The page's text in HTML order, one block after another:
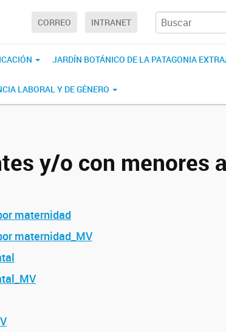
CORREO INTRANET
JARDÍN BOTÁNICO DE LA PATAGONIA
LABORAL Y DE GÉNERO
y/o con menores
maternidad
maternidad_MV